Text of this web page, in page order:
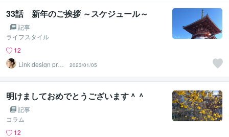
33話 新年のご挨拶 ～スケジュール～
記事
ライフスタイル
12
Link design proj
2023/01/05
明けましておめでとうございます＾＾
記事
コラム
12